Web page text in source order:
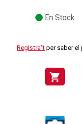
En Stock
Registra't per saber el
shopping_cart